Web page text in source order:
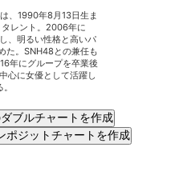
、1990年8月13日生ま
レント。2006年に
、明るい性格と高いパ
た。SNH48との兼任も
年にグループを卒業後
心に女優として活躍し